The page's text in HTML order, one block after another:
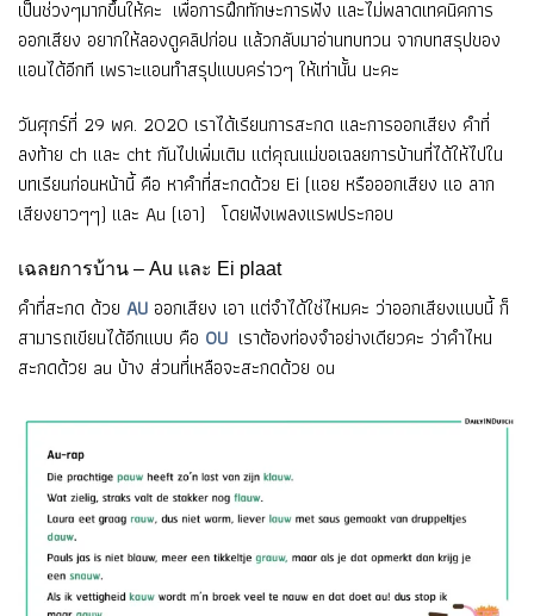
เป็นช่วงๆมากขึ้นให้คะ เพื่อการฝึกทักษะการฟัง และไม่พลาดเทคนิคการ
ออกเสียง อยากให้ลองดูคลิปก่อน แล้วกลับมาอ่านทบทวน จากบทสรุปของ
แอนได้อีกที เพราะแอนทำสรุปแบบคร่าวๆ ให้เท่านั้น นะคะ
วันศุกร์ที่ 29 พค. 2020 เราได้เรียนการสะกด และการออกเสียง คำที่
ลงท้าย ch และ cht กันไปเพิ่มเติม แต่คุณแม่ขอเฉลยการบ้านที่ได้ให้ไปใน
บทเรียนก่อนหน้านี้ คือ หาคำที่สะกดด้วย Ei (แอย หรือออกเสียง แอ ลาก
เสียงยาวๆๆ) และ Au (เอา) โดยฟังเพลงแรพประกอบ
เฉลยการบ้าน – Au และ Ei plaat
คำที่สะกด ด้วย AU ออกเสียง เอา แต่จำได้ใช่ไหมคะ ว่าออกเสียงแบบนี้ ก็
สามารถเขียนได้อีกแบบ คือ OU เราต้องท่องจำอย่างเดียวคะ ว่าคำไหน
สะกดด้วย au บ้าง ส่วนที่เหลือจะสะกดด้วย ou